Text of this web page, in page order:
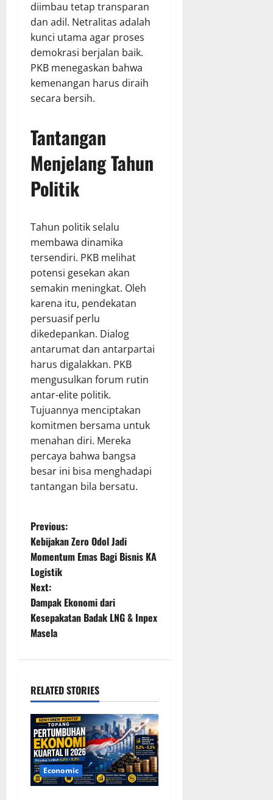
diimbau tetap transparan
dan adil. Netralitas adalah
kunci utama agar proses
demokrasi berjalan baik.
PKB menegaskan bahwa
kemenangan harus diraih
secara bersih.
Tantangan
Menjelang Tahun
Politik
Tahun politik selalu
membawa dinamika
tersendiri. PKB melihat
potensi gesekan akan
semakin meningkat. Oleh
karena itu, pendekatan
persuasif perlu
dikedepankan. Dialog
antarumat dan antarpartai
harus digalakkan. PKB
mengusulkan forum rutin
antar-elite politik.
Tujuannya menciptakan
komitmen bersama untuk
menahan diri. Mereka
percaya bahwa bangsa
besar ini bisa menghadapi
tantangan bila bersatu.
P
o
s
t
n
v
i
g
a
t
Previous:
Kebijakan Zero Odol Jadi
Momentum Emas Bagi Bisnis KA
Logistik
Next:
Dampak Ekonomi dari
Kesepakatan Badak LNG & Inpex
Masela
RELATED STORIES
Economic